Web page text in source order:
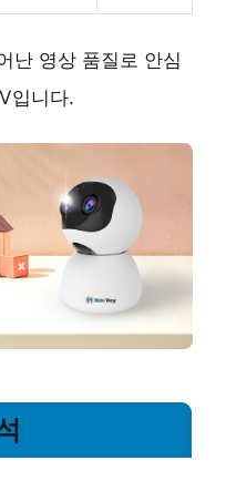
난 영상 품질로 안심
입니다.